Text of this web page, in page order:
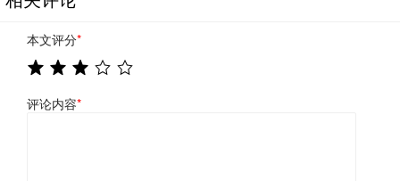
本文评分*
评论内容*